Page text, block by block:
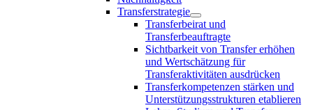
Transferstrategie
Transferbeirat und
Transferbeauftragte
Sichtbarkeit von Transfer erhöhen
und Wertschätzung für
Transferaktivitäten ausdrücken
Transferkompetenzen stärken und
Unterstützungsstrukturen etablieren